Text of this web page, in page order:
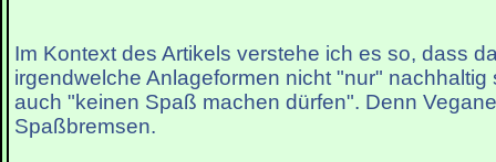
Im Kontext des Artikels verstehe ich es so, dass
irgendwelche Anlageformen nicht "nur"
auch "keinen Spaß machen dürfen". Denn
Spaßbremsen.